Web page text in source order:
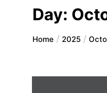
Day:
Home 2025